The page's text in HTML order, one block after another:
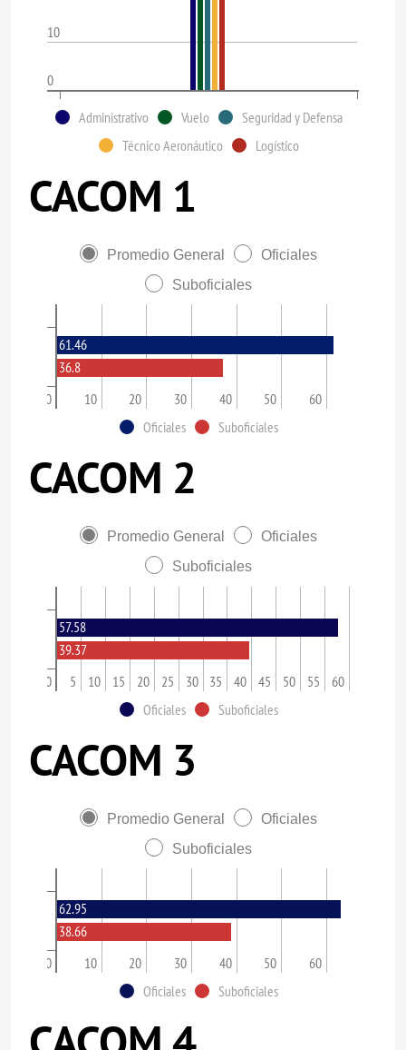
10
0
Administrativo Vuelo
Seguridad y Defensa
Técnico Aeronáutico
Logístico
CACOM 1
Promedio General
Oficiales
Suboficiales
0 10 20 30 40 50 60
61.46
36.8
Oficiales Suboficiales
CACOM 2
Promedio General
Oficiales
Suboficiales
0 5 10 15 20 25 30 35 40 45 50 55 60
57.58
39.37
Oficiales Suboficiales
CACOM 3
Promedio General
Oficiales
Suboficiales
0 10 20 30 40 50 60
62.95
38.66
Oficiales Suboficiales